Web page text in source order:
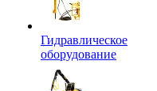
Гидравлическое
оборудование